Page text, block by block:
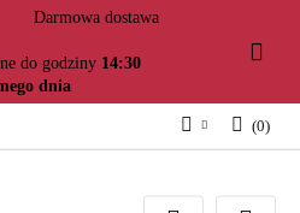
dostawa
do godziny 14:30
dnia
(0)